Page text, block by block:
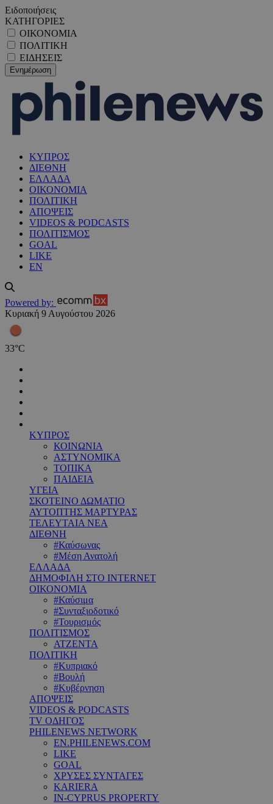
Ειδοποιήσεις
ΚΑΤΗΓΟΡΙΕΣ
ΟΙΚΟΝΟΜΙΑ
ΠΟΛΙΤΙΚΗ
ΕΙΔΗΣΕΙΣ
ΚΥΠΡΟΣ
ΔΙΕΘΝΗ
ΕΛΛΑΔΑ
ΟΙΚΟΝΟΜΙΑ
ΠΟΛΙΤΙΚΗ
ΑΠΟΨΕΙΣ
VIDEOS & PODCASTS
ΠΟΛΙΤΙΣΜΟΣ
GOAL
LIKE
EN
Powered by:
Κυριακή 9 Αυγούστου 2026
33°C
ΚΥΠΡΟΣ
ΚΟΙΝΩΝΙΑ
ΑΣΤΥΝΟΜΙΚΑ
ΤΟΠΙΚΑ
ΠΑΙΔΕΙΑ
ΥΓΕΙΑ
ΣΚΟΤΕΙΝΟ ΔΩΜΑΤΙΟ
ΑΥΤΟΠΤΗΣ ΜΑΡΤΥΡΑΣ
ΤΕΛΕΥΤΑΙΑ ΝΕΑ
ΔΙΕΘΝΗ
#Καύσωνας
#Μέση Ανατολή
ΕΛΛΑΔΑ
ΔΗΜΟΦΙΛΗ ΣΤΟ INTERNET
ΟΙΚΟΝΟΜΙΑ
#Καύσιμα
#Συνταξιοδοτικό
#Τουρισμός
ΠΟΛΙΤΙΣΜΟΣ
ΑΤΖΕΝΤΑ
ΠΟΛΙΤΙΚΗ
#Κυπριακό
#Βουλή
#Κυβέρνηση
ΑΠΟΨΕΙΣ
VIDEOS & PODCASTS
TV ΟΔΗΓΟΣ
PHILENEWS NETWORK
EN.PHILENEWS.COM
LIKE
GOAL
ΧΡΥΣΕΣ ΣΥΝΤΑΓΕΣ
KARIERA
IN-CYPRUS PROPERTY